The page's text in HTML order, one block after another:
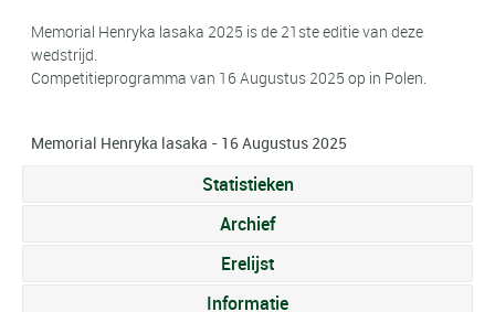
Memorial Henryka lasaka 2025 is de 21ste editie van deze
wedstrijd.
Competitieprogramma van 16 Augustus 2025 op in Polen.
Memorial Henryka lasaka - 16 Augustus 2025
Statistieken
Archief
Erelijst
Informatie